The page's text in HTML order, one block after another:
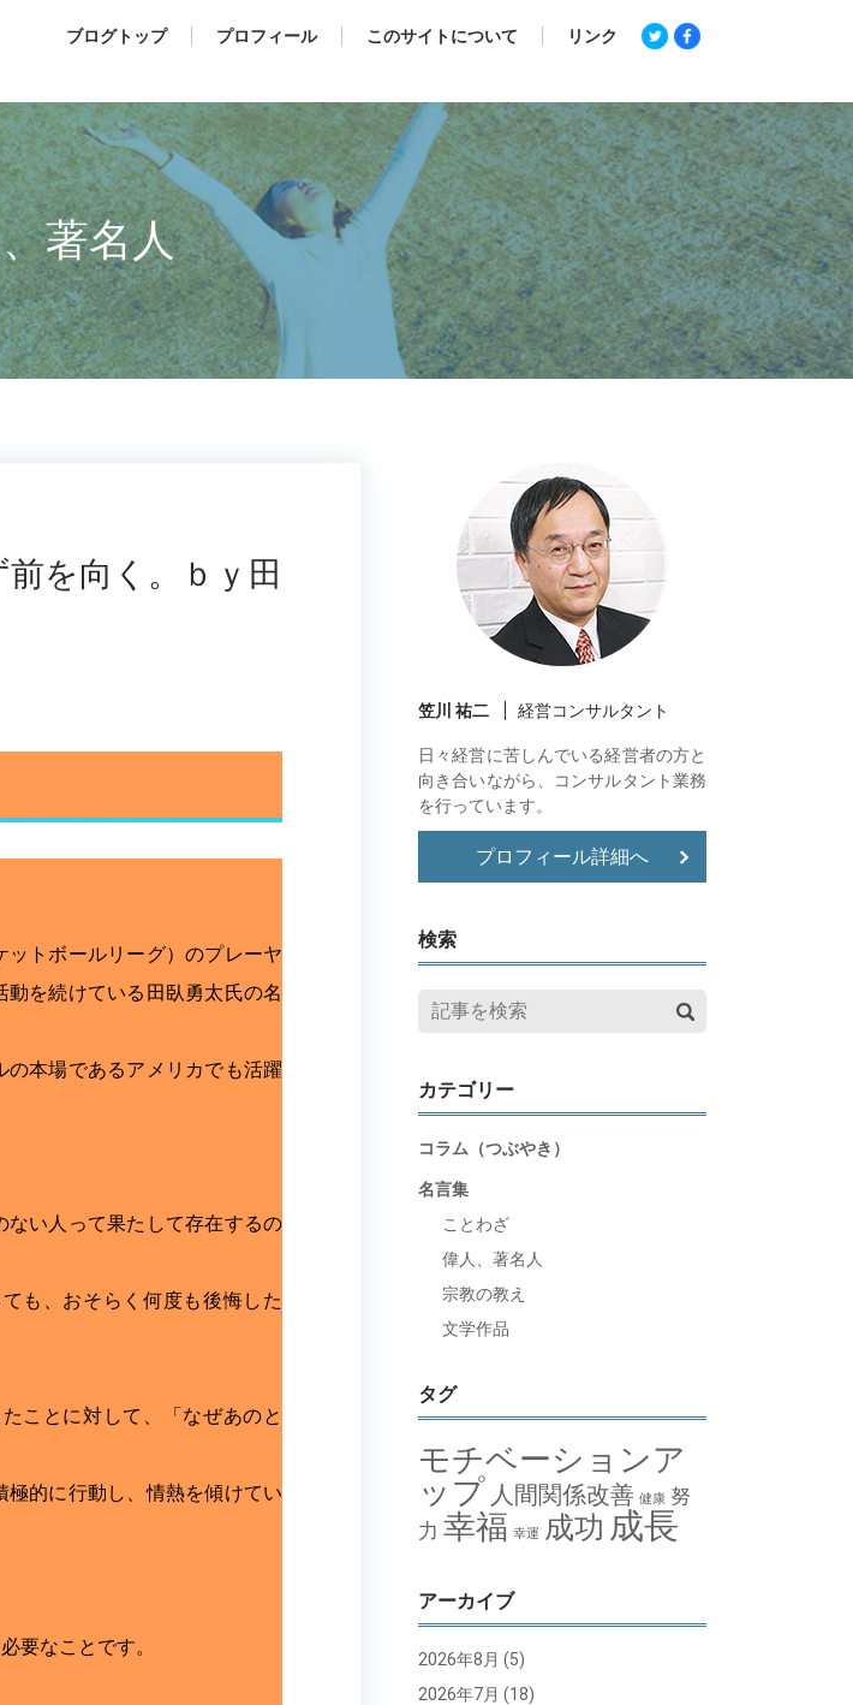
ブログトップ プロフィール このサイトについて リンク
著名人
を向く。ｂｙ田
トボールリーグ）のプレーヤ
を続けている田臥勇太氏の名
本場であるアメリカでも活躍
い人って果たして存在するの
も、おそらく何度も後悔した
ことに対して、「なぜあのと
的に行動し、情熱を傾けてい
要なことです。
笠川 祐二 経営コンサルタント
日々経営に苦しんでいる経営者の方と
向き合いながら、コンサルタント業務
を行っています。
プロフィール詳細へ
検索
カテゴリー
コラム（つぶやき）
名言集
ことわざ
偉人、著名人
宗教の教え
文学作品
タグ
モチベーションア
ップ 人間関係改善 健康 努
力 幸福 幸運 成功 成長
アーカイブ
2026年8月 (5)
2026年7月 (18)